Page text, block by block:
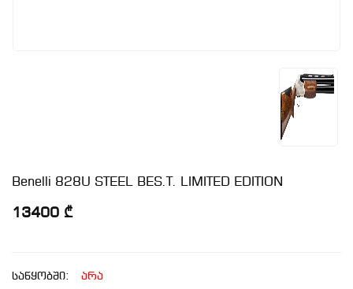
Benelli 828U STEEL BE­S.T. LIMITED EDITION
13400 ₾
საწყობში:
არა